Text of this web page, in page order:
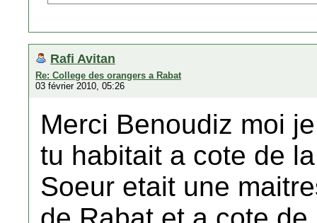
Rafi Avitan
Re: College des orangers a Rabat
03 février 2010, 05:26
Merci Benoudiz moi
tu habitait a cote de
Soeur etait une